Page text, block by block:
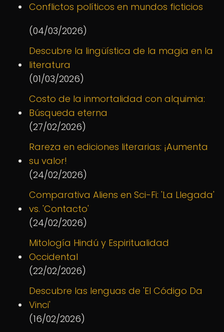
Conflictos políticos en mundos ficticios
(04/03/2026)
Descubre la lingüística de la magia en la
literatura
(01/03/2026)
Costo de la inmortalidad con alquimia:
Búsqueda eterna
(27/02/2026)
Rareza en ediciones literarias: ¡Aumenta
su valor!
(24/02/2026)
Comparativa Aliens en Sci-Fi: 'La Llegada'
vs. 'Contacto'
(24/02/2026)
Mitología Hindú y Espiritualidad
Occidental
(22/02/2026)
Descubre las lenguas de 'El Código Da
Vinci'
(16/02/2026)